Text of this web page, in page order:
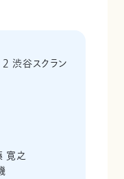
渋谷スクラン
寛之